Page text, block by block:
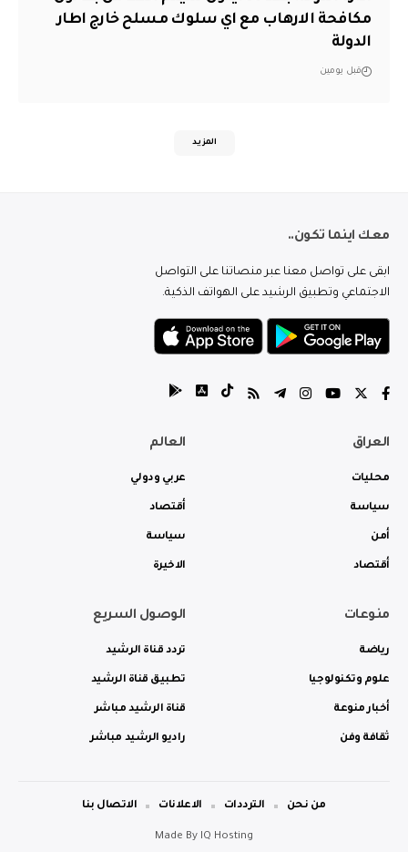
مكافحة الارهاب مع اي سلوك مسلح خارج اطار
الدولة
قبل يومين
المزيد
معك اينما تكون..
ابقى على تواصل معنا عبر منصاتنا على التواصل
الاجتماعي وتطبيق الرشيد على الهواتف الذكية.
العراق
محليات
سياسة
أمن
أقتصاد
العالم
عربي ودولي
أقتصاد
سياسة
الاخيرة
منوعات
رياضة
علوم وتكنولوجيا
أخبار منوعة
ثقافة وفن
الوصول السريع
تردد قناة الرشيد
تطبيق قناة الرشيد
قناة الرشيد مباشر
راديو الرشيد مباشر
Made By IQ Hosting
من نحن الترددات الاعلانات الاتصال بنا